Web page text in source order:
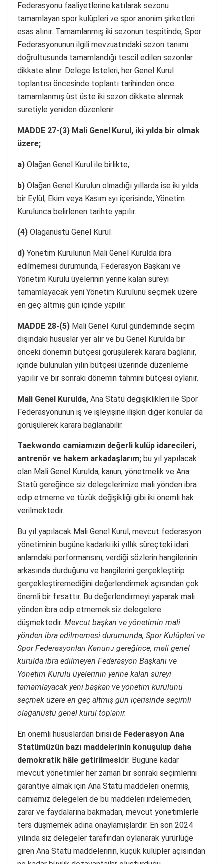
Federasyonu faaliyetlerine katılarak sezonu
tamamlayan spor kulüpleri ve spor anonim şirketleri
esas alınır. Tamamlanmış iki sezonun tespitinde, Spor
Federasyonunun ilgili mevzuatındaki sezon tanımı
doğrultusunda tamamlandığı tescil edilen sezonlar
dikkate alınır. Delege listeleri, her Genel Kurul
toplantısı öncesinde toplantı tarihinden önce
tamamlanmış üst üste iki sezon dikkate alınmak
suretiyle yeniden düzenlenir.
MADDE 27-(3) Mali Genel Kurul, iki yılda bir olmak
üzere;
a) Olağan Genel Kurul ile birlikte,
b) Olağan Genel Kurulun olmadığı yıllarda ise iki yılda
bir Eylül, Ekim veya Kasım ayı içerisinde, Yönetim
Kurulunca belirlenen tarihte yapılır.
(4) Olağanüstü Genel Kurul;
d) Yönetim Kurulunun Mali Genel Kurulda ibra
edilmemesi durumunda, Federasyon Başkanı ve
Yönetim Kurulu üyelerinin yerine kalan süreyi
tamamlayacak yeni Yönetim Kurulunu seçmek üzere
en geç altmış gün içinde yapılır.
MADDE 28-(5) Mali Genel Kurul gündeminde seçim
dışındaki hususlar yer alır ve bu Genel Kurulda bir
önceki dönemin bütçesi görüşülerek karara bağlanır,
içinde bulunulan yılın bütçesi üzerinde düzenleme
yapılır ve bir sonraki dönemin tahmini bütçesi oylanır.
Mali Genel Kurulda, Ana Statü değişiklikleri ile Spor
Federasyonunun iş ve işleyişine ilişkin diğer konular da
görüşülerek karara bağlanabilir.
Taekwondo camiamızın değerli kulüp idarecileri,
antrenör ve hakem arkadaşlarım; bu yıl yapılacak
olan Mali Genel Kurulda, kanun, yönetmelik ve Ana
Statü gereğince siz delegelerimize mali yönden ibra
edip etmeme ve tüzük değişikliği gibi iki önemli hak
verilmektedir.
Bu yıl yapılacak Mali Genel Kurul, mevcut federasyon
yönetiminin bugüne kadarki iki yıllık süreçteki idari
anlamdaki performansını, verdiği sözlerin hangilerinin
arkasında durduğunu ve hangilerini gerçekleştirip
gerçekleştiremediğini değerlendirmek açısından çok
önemli bir fırsattır. Bu değerlendirmeyi yaparak mali
yönden ibra edip etmemek siz delegelere
düşmektedir. Mevcut başkan ve yönetimin mali
yönden ibra edilmemesi durumunda, Spor Kulüpleri ve
Spor Federasyonları Kanunu gereğince, mali genel
kurulda ibra edilmeyen Federasyon Başkanı ve
Yönetim Kurulu üyelerinin yerine kalan süreyi
tamamlayacak yeni başkan ve yönetim kurulunu
seçmek üzere en geç altmış gün içerisinde seçimli
olağanüstü genel kurul toplanır.
En önemli hususlardan birisi de Federasyon Ana
Statümüzün bazı maddelerinin konuşulup daha
demokratik hâle getirilmesidir. Bugüne kadar
mevcut yönetimler her zaman bir sonraki seçimlerini
garantiye almak için Ana Statü maddeleri önermiş,
camiamız delegeleri de bu maddeleri irdelemeden,
zarar ve faydalarına bakmadan, mevcut yönetimlerle
ters düşmemek adına onaylamışlardır. En son 2024
yılında siz delegeler tarafından oylanarak yürürlüğe
giren Ana Statü maddelerinin, küçük kulüpler açısından